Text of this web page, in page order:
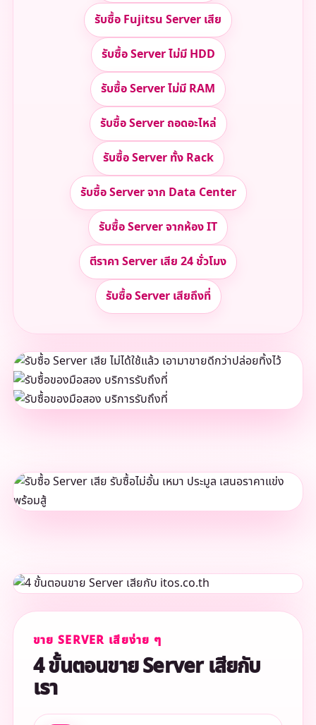
รับซื้อ Fujitsu Server เสีย
รับซื้อ Server ไม่มี HDD
รับซื้อ Server ไม่มี RAM
รับซื้อ Server ถอดอะไหล่
รับซื้อ Server ทั้ง Rack
รับซื้อ Server จาก Data Center
รับซื้อ Server จากห้อง IT
ตีราคา Server เสีย 24 ชั่วโมง
รับซื้อ Server เสียถึงที่
ขาย SERVER เสียง่าย ๆ
4 ขั้นตอนขาย Server เสียกับ
เรา